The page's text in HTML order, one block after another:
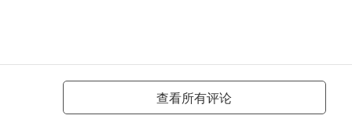
查看所有评论